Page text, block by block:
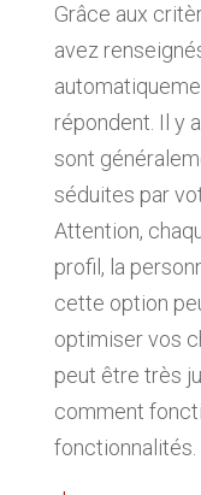
Grâce aux
avez
répondent. Il y
sont
séduites par
Attention,
profil, la
cette option
optimiser vos
peut être très
comment
fonctionnalités.